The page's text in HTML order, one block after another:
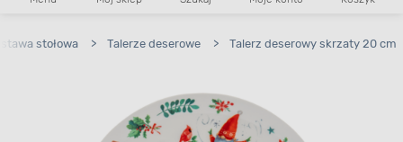
stołowa > Talerze deserowe > Talerz deserowy skrzaty 20 cm